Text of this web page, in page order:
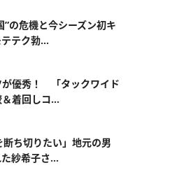
”の危機と今シーズン初キ
テク勃...
が優秀！ 「タックワイド
着回しコ...
断ち切りたい」地元の男
紗希子さ...